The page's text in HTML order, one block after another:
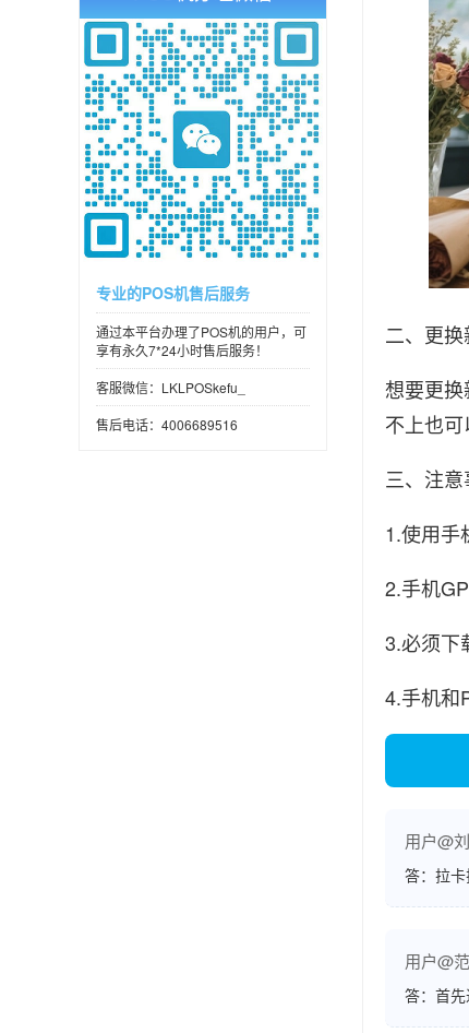
专业的POS机售后服务
通过本平台办理了POS机的用户，可
享有永久7*24小时售后服务！
客服微信：LKLPOSkefu_
售后电话：4006689516
二、更
想要更
不上也
三、注
1.使用手
2.手机
3.必须下
4.手机和
用户@
答：拉
用户@
答：首